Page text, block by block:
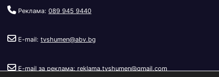
Реклама: 089 945 9440
E-mail: tvshumen@abv.bg
E-mail за реклама: reklama.tvshumen@gmail.com